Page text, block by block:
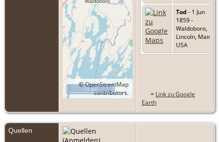
©OpenStreetMap
contributors.
10 km
Tod - 1 Jun
1859 -
Waldoboro,
Lincoln, Maine,
USA
= Link zu Google
Earth
Quellen